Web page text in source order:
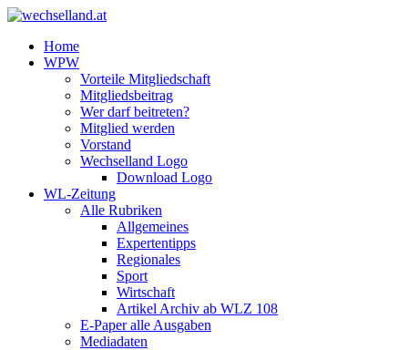
Home
WPW
Vorteile Mitgliedschaft
Mitgliedsbeitrag
Wer darf beitreten?
Mitglied werden
Vorstand
Wechselland Logo
Download Logo
WL-Zeitung
Alle Rubriken
Allgemeines
Expertentipps
Regionales
Sport
Wirtschaft
Artikel Archiv ab WLZ 108
E-Paper alle Ausgaben
Mediadaten